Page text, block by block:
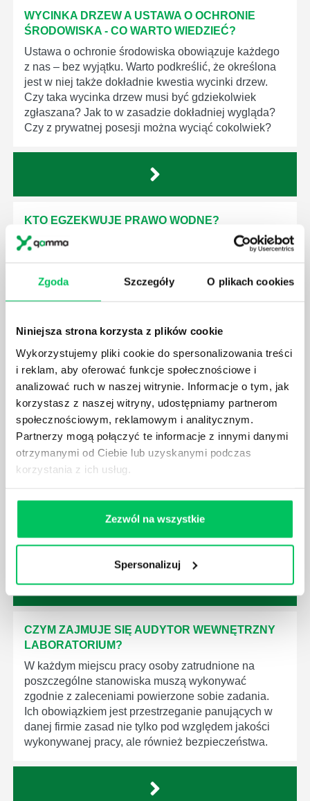
Zgoda Szczegóły O plikach cookies
Niniejsza strona korzysta z plików cookie
Wykorzystujemy pliki cookie do spersonalizowania treści
i reklam, aby oferować funkcje społecznościowe i
analizować ruch w naszej witrynie. Informacje o tym, jak
korzystasz z naszej witryny, udostępniamy partnerom
społecznościowym, reklamowym i analitycznym.
Partnerzy mogą połączyć te informacje z innymi danymi
otrzymanymi od Ciebie lub uzyskanymi podczas
korzystania z ich usług.
Zezwól na wszystkie
Spersonalizuj
WYCINKA DRZEW A USTAWA O OCHRONIE
ŚRODOWISKA - CO WARTO WIEDZIEĆ?
Ustawa o ochronie środowiska obowiązuje każdego
z nas – bez wyjątku. Warto podkreślić, że określona
jest w niej także dokładnie kwestia wycinki drzew.
Czy taka wycinka drzew musi być gdziekolwiek
zgłaszana? Jak to w zasadzie dokładniej wygląda?
Czy z prywatnej posesji można wyciąć cokolwiek?
KTO EGZEKWUJE PRAWO WODNE?
Prawo wodne to dość skomplikowane prawo w
ustawodawstwie polskim. Na czym dokładniej ono
egzekwowanie prawa wodnego? Na te pytania
odpowiemy pokrótce poniżej.
GDZIE MOŻEMY ZAPOZNAĆ SIĘ Z
WYMAGANIAMI NORM JAKOŚCI WYROBÓW
MEDYCZNYCH?
W związku z ogromnym rozwojem dzisiejszego
społeczeństwa wprowadzane jest coraz więcej reguł,
które mają za zadanie poprawić poszczególne
wprowadzenie dąży do ujednolicenia jakości
produktów, które trafiają do klientów.
CZYM ZAJMUJE SIĘ AUDYTOR WEWNĘTRZNY
LABORATORIUM?
W każdym miejscu pracy osoby zatrudnione na
poszczególne stanowiska muszą wykonywać
zgodnie z zaleceniami powierzone sobie zadania.
Ich obowiązkiem jest przestrzeganie panujących w
danej firmie zasad nie tylko pod względem jakości
wykonywanej pracy, ale również bezpieczeństwa.